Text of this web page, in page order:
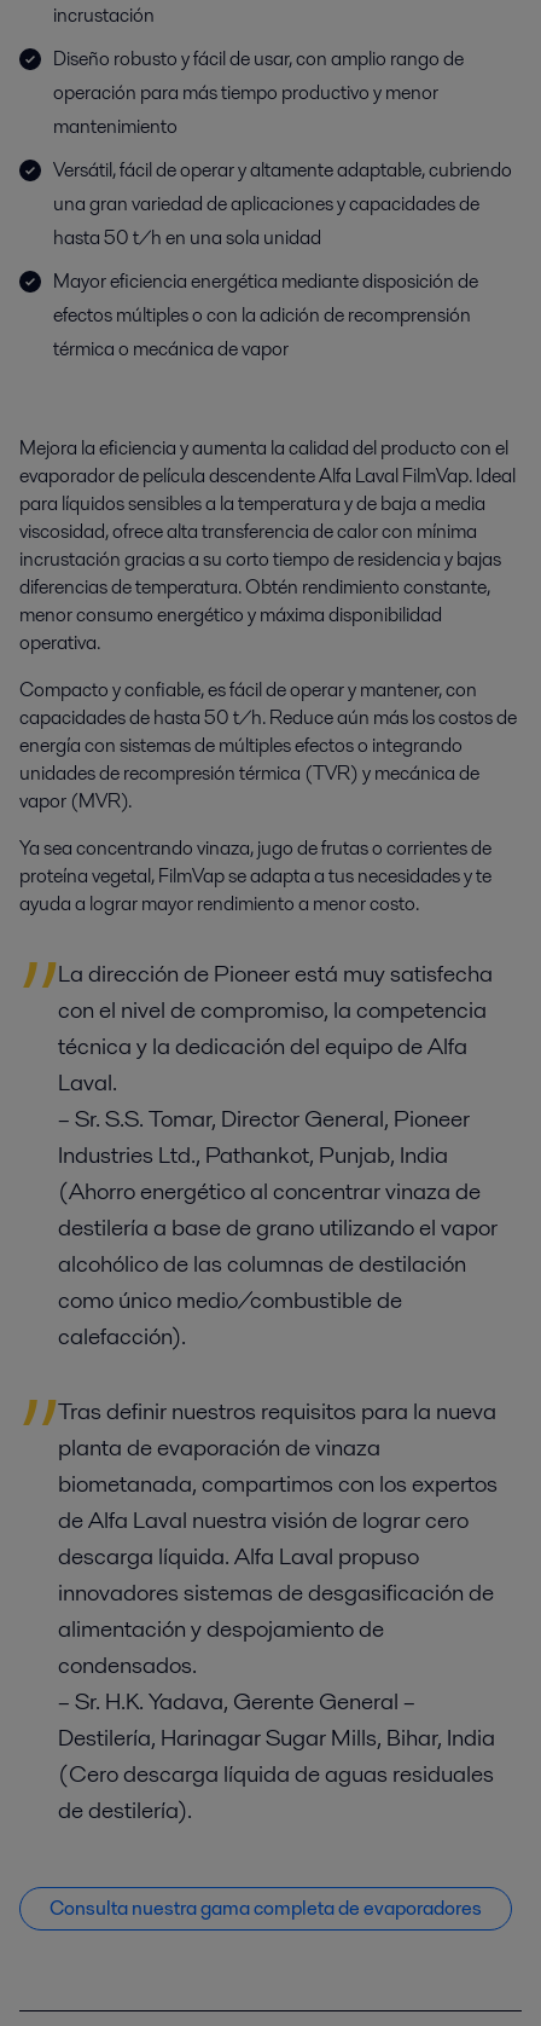
incrustación
Diseño robusto y fácil de usar, con amplio rango de
operación para más tiempo productivo y menor
mantenimiento
Versátil, fácil de operar y altamente adaptable, cubriendo
una gran variedad de aplicaciones y capacidades de
hasta 50 t/h en una sola unidad
Mayor eficiencia energética mediante disposición de
efectos múltiples o con la adición de recomprensión
térmica o mecánica de vapor
Mejora la eficiencia y aumenta la calidad del producto con el
evaporador de película descendente Alfa Laval FilmVap. Ideal
para líquidos sensibles a la temperatura y de baja a media
viscosidad, ofrece alta transferencia de calor con mínima
incrustación gracias a su corto tiempo de residencia y bajas
diferencias de temperatura. Obtén rendimiento constante,
menor consumo energético y máxima disponibilidad
operativa.
Compacto y confiable, es fácil de operar y mantener, con
capacidades de hasta 50 t/h. Reduce aún más los costos de
energía con sistemas de múltiples efectos o integrando
unidades de recompresión térmica (TVR) y mecánica de
vapor (MVR).
Ya sea concentrando vinaza, jugo de frutas o corrientes de
proteína vegetal, FilmVap se adapta a tus necesidades y te
ayuda a lograr mayor rendimiento a menor costo.
La dirección de Pioneer está muy satisfecha
con el nivel de compromiso, la competencia
técnica y la dedicación del equipo de Alfa
Laval.
– Sr. S.S. Tomar, Director General, Pioneer
Industries Ltd., Pathankot, Punjab, India
(Ahorro energético al concentrar vinaza de
destilería a base de grano utilizando el vapor
alcohólico de las columnas de destilación
como único medio/combustible de
calefacción).
Tras definir nuestros requisitos para la nueva
planta de evaporación de vinaza
biometanada, compartimos con los expertos
de Alfa Laval nuestra visión de lograr cero
descarga líquida. Alfa Laval propuso
innovadores sistemas de desgasificación de
alimentación y despojamiento de
condensados.
– Sr. H.K. Yadava, Gerente General –
Destilería, Harinagar Sugar Mills, Bihar, India
(Cero descarga líquida de aguas residuales
de destilería).
Consulta nuestra gama completa de evaporadores